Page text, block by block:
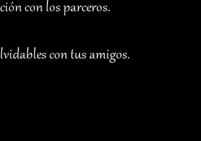
con los parceros.
con tus amigos.